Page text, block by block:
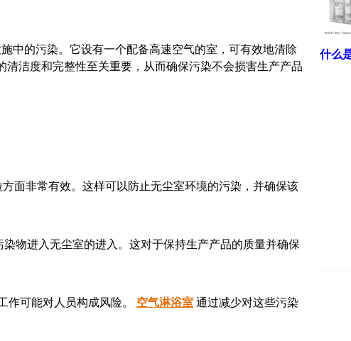
中的污染。它设有一个配备高速空气的室，可有效地清除
洁度和完整性至关重要，从而确保污染不会损害​​生产产品
面非常有效。这样可以防止无尘室环境的污染，并确保该
物进入无尘室的进入。这对于保持生产产品的质量并确保
可能对人员构成风险。 空气淋浴室通过减少对这些污染